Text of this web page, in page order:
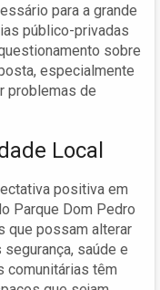
para a grande
público-privadas
sobre
especialmente
problemas de
Local
positiva em
Parque Dom Pedro
que possam alterar
saúde e
comunitárias têm